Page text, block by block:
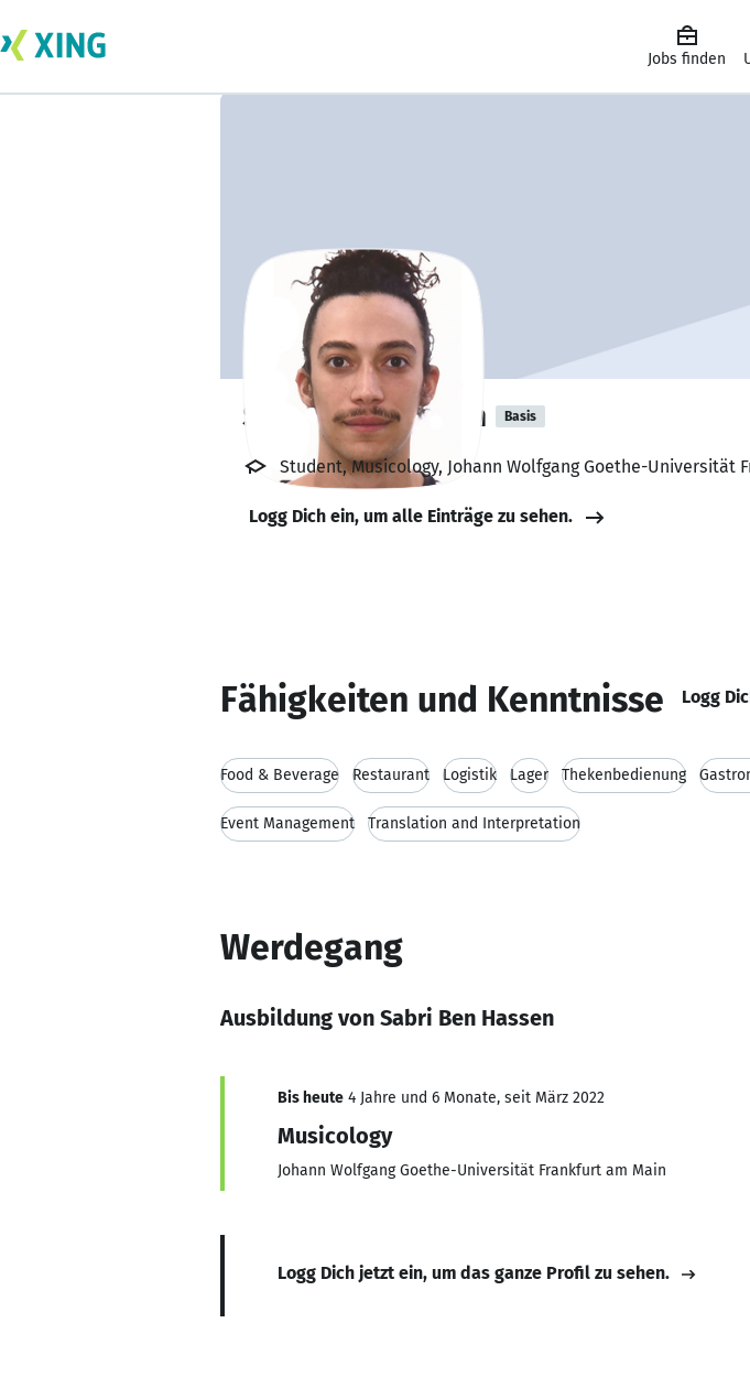
Jobs finden
Sabri Ben Hassen Basis
Student, Musicology, Johann Wolfgang Goethe-Universität
Logg Dich ein, um alle Einträge zu sehen.
Fähigkeiten und Kenntnisse Logg
Food & Beverage Restaurant Logistik Lager Thekenbedienung
Event Management Translation and Interpretation
Werdegang
Ausbildung von Sabri Ben Hassen
Bis heute 4 Jahre und 6 Monate, seit März 2022
Musicology
Johann Wolfgang Goethe-Universität Frankfurt am Main
Logg Dich jetzt ein, um das ganze Profil zu sehen.